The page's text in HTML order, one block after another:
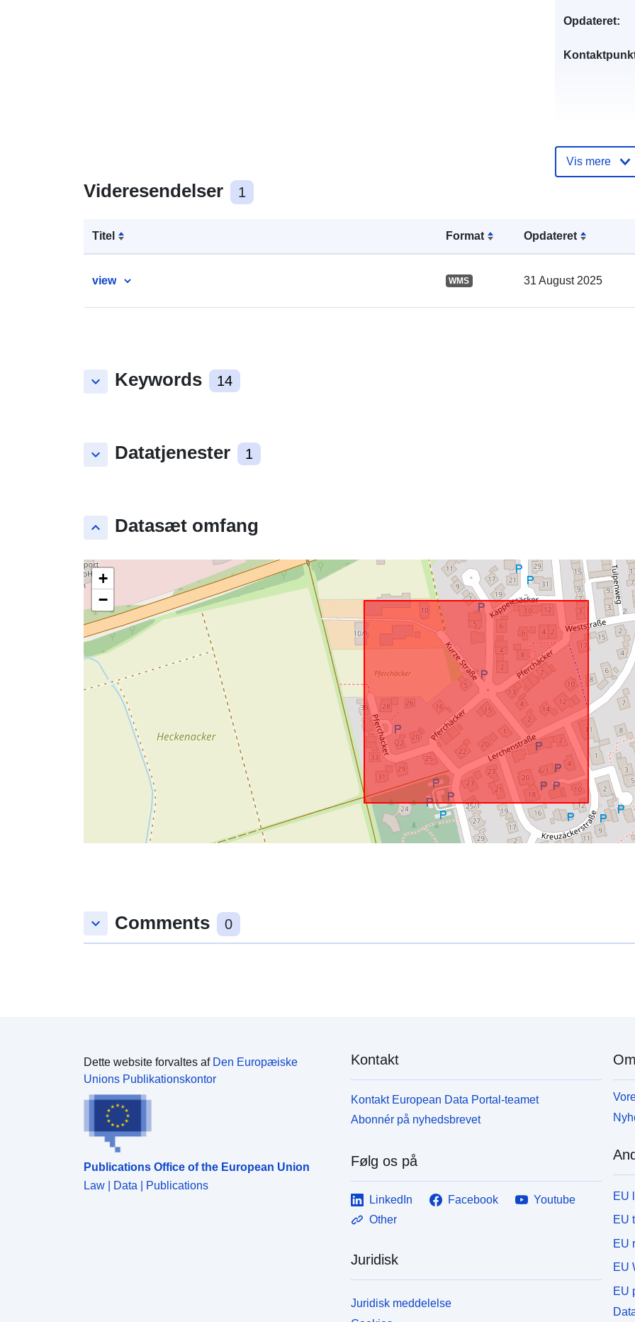
Videresendelser 1
Titel Format Opdateret
view WMS 31 August 2025
keyboard_arrow_down Keywords 14
keyboard_arrow_down Datatjenester 1
keyboard_arrow_up Datasæt omfang
+
−
Opdateret:
Fortegnelse
Vis mere
keyboard_arrow_down Comments 0
Dette website forvaltes af Den Europæiske
Unions Publikationskontor
Publications Office of the European Union
Law | Data | Publications
Kontakt
Kontakt European Data Portal-teamet
Abonnér på nyhedsbrevet
Følg os på
LinkedIn Facebook
Youtube
Other
Juridisk
Juridisk meddelelse
EU
EU
EU
EU
EU